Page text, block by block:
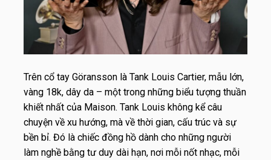
Trên cổ tay Göransson là Tank Louis Cartier, mẫu lớn,
vàng 18k, dây da – một trong những biểu tượng thuần
khiết nhất của Maison. Tank Louis không kể câu
chuyện về xu hướng, mà về thời gian, cấu trúc và sự
bền bỉ. Đó là chiếc đồng hồ dành cho những người
làm nghề bằng tư duy dài hạn, nơi mỗi nốt nhạc, mỗi